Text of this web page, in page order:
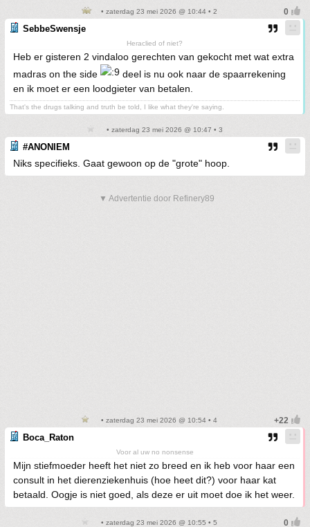
• zaterdag 23 mei 2026 @ 10:44 • 2
SebbeSwensje
Heraclied of niet?
Heb er gisteren 2 vindaloo gerechten van gekocht met wat extra
madras on the side
deel is nu ook naar de spaarrekening
en ik moet er een loodgieter van betalen.
That's the drugs talking and truth be told, I like what they're saying.
• zaterdag 23 mei 2026 @ 10:47 • 3
#ANONIEM
Niks specifieks. Gaat gewoon op de "grote" hoop.
▼ Advertentie door Refinery89
• zaterdag 23 mei 2026 @ 10:54 • 4
Boca_Raton
Voor al uw no nonsense
Mijn stiefmoeder heeft het niet zo breed en ik heb voor haar een
consult in het dierenziekenhuis (hoe heet dit?) voor haar kat
betaald. Oogje is niet goed, als deze er uit moet doe ik het weer.
• zaterdag 23 mei 2026 @ 10:55 • 5